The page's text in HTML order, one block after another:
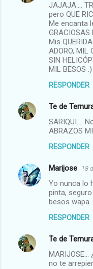
JAJAJA....
pero QUE
Me encanta
GRACIOSAS
Mis
ADORO, MIL
SIN
MIL BESOS :)
RESPONDER
Te de
SARIQUI....
ABRAZOS
RESPONDER
Marijose 18
Yo nunca lo
pinta,
besos wapa
RESPONDER
Te de
no te